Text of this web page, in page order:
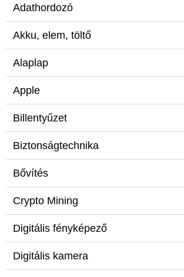
Adathordozó
Akku, elem, töltő
Alaplap
Apple
Billentyűzet
Biztonságtechnika
Bővítés
Crypto Mining
Digitális fényképező
Digitális kamera